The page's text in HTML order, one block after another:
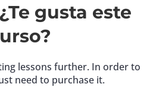
gusta este
lessons further. In order to
need to purchase it.